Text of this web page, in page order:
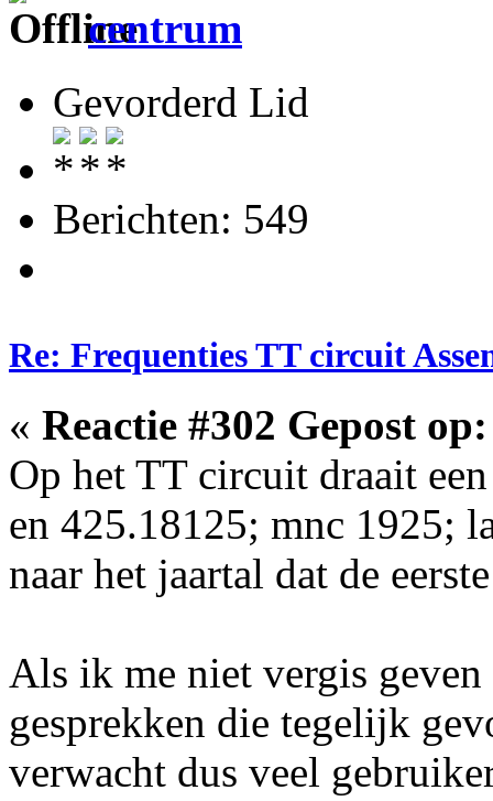
centrum
Gevorderd Lid
Berichten: 549
Re: Frequenties TT circuit
« Reactie #302 Gepost op:
Op het TT circuit draait
en 425.18125; mnc 1925;
naar het jaartal dat de
Als ik me niet vergis
gesprekken die tegelijk
verwacht dus veel